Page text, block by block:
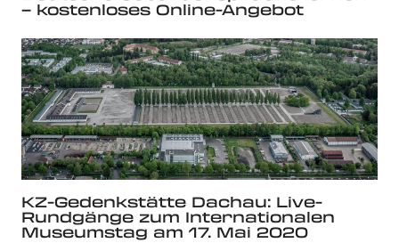
– kostenloses Online-Angebot
KZ-Gedenkstätte Dachau: Live-
Rundgänge zum Internationalen
Museumstag am 17. Mai 2020